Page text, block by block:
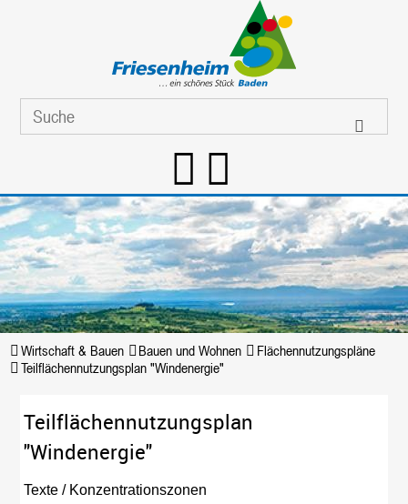
Wirtschaft & Bauen Bauen und Wohnen
Flächennutzungspläne
Teilflächennutzungsplan "Windenergie"
Teilflächennutzungsplan
"Windenergie"
Texte / Konzentrationszonen